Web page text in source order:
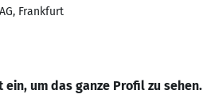
Frankfurt
ein, um das ganze Profil zu sehen.